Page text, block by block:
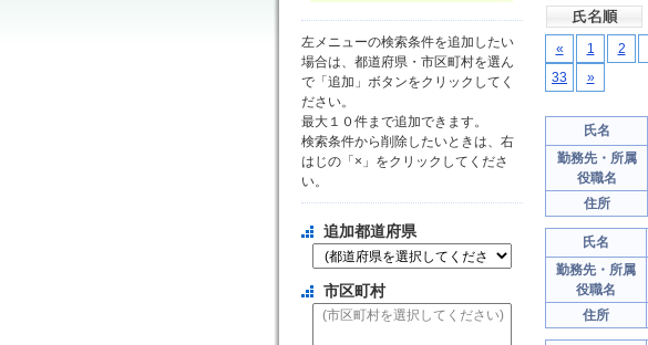
左メニューの検索条件を追加したい
場合は、都道府県・市区町村を選ん
で「追加」ボタンをクリックしてく
ださい。
最大１０件まで追加できます。
検索条件から削除したいときは、右
はじの「×」をクリックしてくださ
い。
追加都道府県
市区町村
« 1 2
33
»
氏名
勤務先・所属
役職名
住所
氏名
勤務先・所属
役職名
住所